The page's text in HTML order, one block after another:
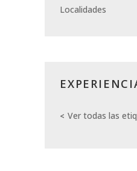
Localidades
Ver todas las